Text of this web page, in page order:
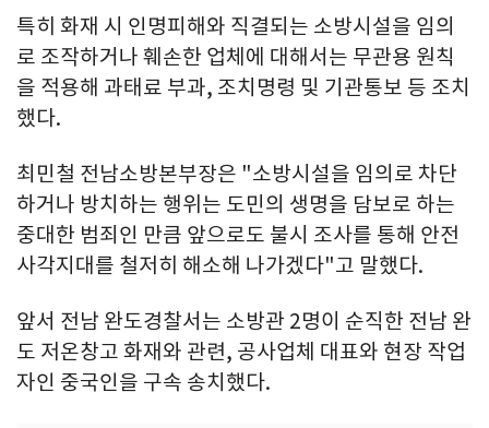
특히 화재 시 인명피해와 직결되는 소방시설을 임의
로 조작하거나 훼손한 업체에 대해서는 무관용 원칙
을 적용해 과태료 부과, 조치명령 및 기관통보 등 조치
했다.
최민철 전남소방본부장은 "소방시설을 임의로 차단
하거나 방치하는 행위는 도민의 생명을 담보로 하는
중대한 범죄인 만큼 앞으로도 불시 조사를 통해 안전
사각지대를 철저히 해소해 나가겠다"고 말했다.
앞서 전남 완도경찰서는 소방관 2명이 순직한 전남 완
도 저온창고 화재와 관련, 공사업체 대표와 현장 작업
자인 중국인을 구속 송치했다.